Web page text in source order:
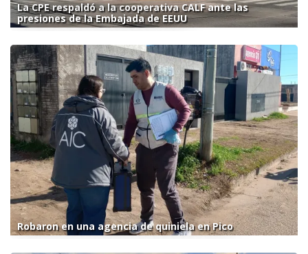
La CPE respaldó a la cooperativa CALF ante las
presiones de la Embajada de EEUU
Robaron en una agencia de quiniela en Pico